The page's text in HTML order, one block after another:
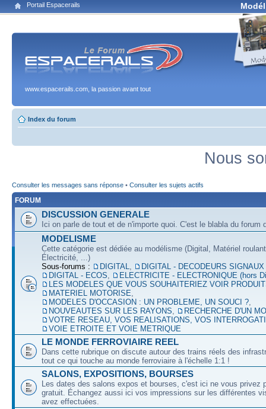
Portail Espacerails
www.espacerails.com, la passion avant tout
Index du forum
Nous
Consulter les messages sans réponse • Consulter les sujets actifs
FORUM
DISCUSSION GENERALE
Ici on parle de tout et de n'importe quoi. C'est le blabla du forum
MODELISME
Cette catégorie est dédiée au modélisme (Digital, Matériel
Électricité, ...)
Sous-forums :
DIGITAL,
DIGITAL - DECODEURS
DIGITAL - ECOS,
ELECTRICITE - ELECTRONIQUE (hors
LES MODELES QUE VOUS SOUHAITERIEZ VOIR
MATERIEL MOTORISE,
MODELES D'OCCASION : UN PROBLEME, UN SOUCI ?,
NOUVEAUTES SUR LES RAYONS,
RECHERCHE D'UN
VOTRE RESEAU, VOS REALISATIONS, VOS
VOIE ETROITE ET VOIE METRIQUE
LE MONDE FERROVIAIRE REEL
Dans cette rubrique on discute autour des trains réels des
tout ce qui touche au monde ferroviaire à l'échelle 1:1 !
SALONS, EXPOSITIONS, BOURSES
Les dates des salons expos et bourses, c'est ici ne vous privez
gratuit. Échangez aussi ici vos impressions sur les différentes
avez effectuées.